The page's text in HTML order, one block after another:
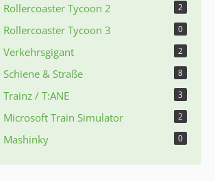
Rollercoaster Tycoon 2 2
Rollercoaster Tycoon 3 0
Verkehrsgigant 2
Schiene & Straße 8
Trainz / T:ANE 3
Microsoft Train Simulator 2
Mashinky 0